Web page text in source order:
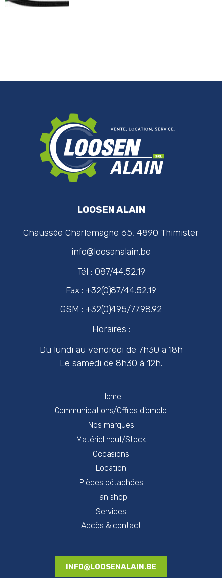
Home
Communications/Offres d'emploi
Nos marques
Matériel neuf/Stock
Occasions
Location
Pièces détachées
Fan shop
Services
Accès & contact
INFO@LOOSENALAIN.BE
LOOSEN ALAIN
Chaussée Charlemagne 65, 4890 Thimister
info@loosenalain.be
Tél : 087/44.52.19
Fax : +32(0)87/44.52.19
GSM : +32(0)495/77.98.92
Horaires :
Du lundi au vendredi de 7h30 à 18h
Le samedi de 8h30 à 12h.